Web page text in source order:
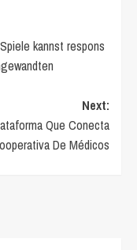
kannst respons
Next:
Que Conecta
De Médicos